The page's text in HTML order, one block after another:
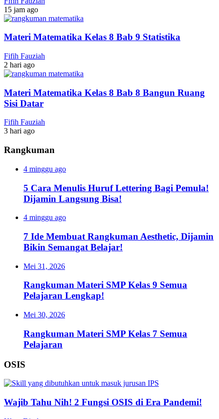
15 jam ago
Materi Matematika Kelas 8 Bab 9 Statistika
Fifih Fauziah
2 hari ago
Materi Matematika Kelas 8 Bab 8 Bangun Ruang
Sisi Datar
Fifih Fauziah
3 hari ago
Rangkuman
4 minggu ago
5 Cara Menulis Huruf Lettering Bagi Pemula!
Dijamin Langsung Bisa!
4 minggu ago
7 Ide Membuat Rangkuman Aesthetic, Dijamin
Bikin Semangat Belajar!
Mei 31, 2026
Rangkuman Materi SMP Kelas 9 Semua
Pelajaran Lengkap!
Mei 30, 2026
Rangkuman Materi SMP Kelas 7 Semua
Pelajaran
OSIS
Wajib Tahu Nih! 2 Fungsi OSIS di Era Pandemi!